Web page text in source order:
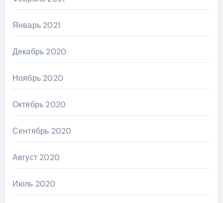
Январь 2021
Декабрь 2020
Ноябрь 2020
Октябрь 2020
Сентябрь 2020
Август 2020
Июль 2020